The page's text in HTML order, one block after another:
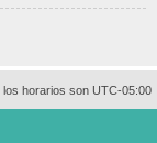
los horarios son UTC-05:00